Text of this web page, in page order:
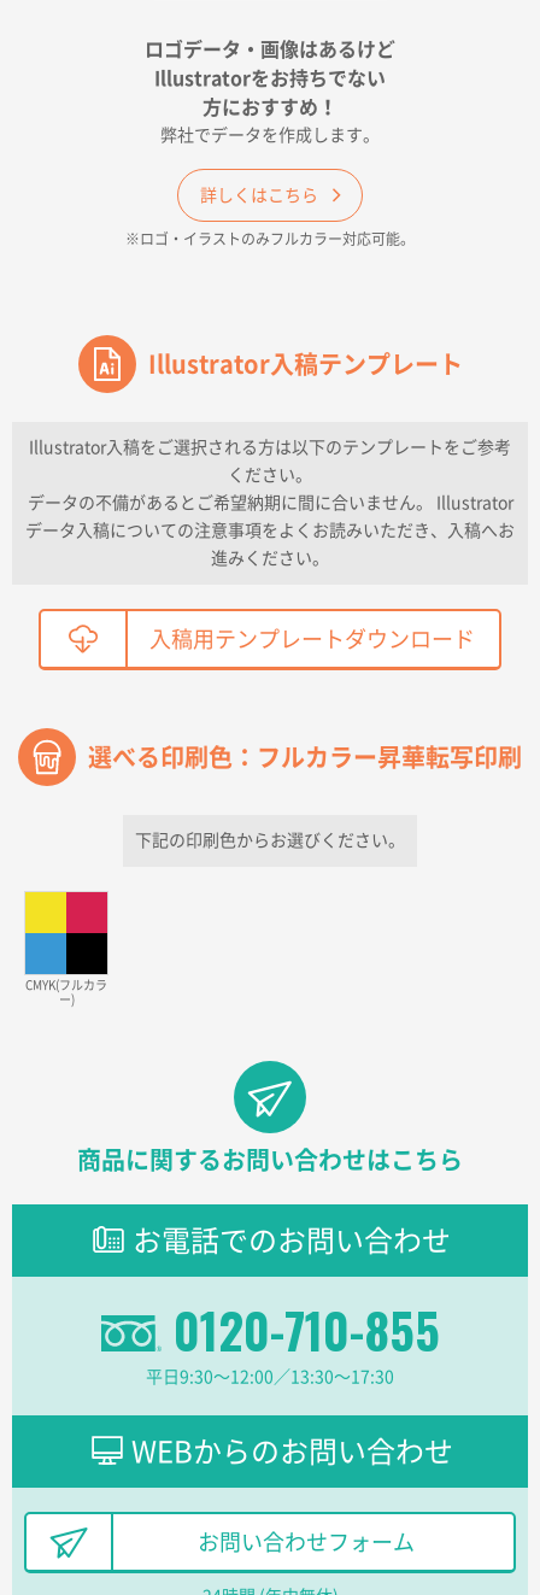
ポリ袋 手穴A4サイズ
5000枚
2026年04月17日 09:28
印刷色が豊富であったため
ECO OPPワンポイントポリ袋 A4サイズ（透明）
2026年04月16日 14:31
東京都のお客様
ワンポイントポリ袋 A4サイズ1000枚
2026年04月16日 11:41
ワンポイントポリ袋 A4サイズ300枚
2026年04月01日 16:32
こちらの需要にあったので
鳥取県T社様
【オーダー商品】特別ご注文ページ04
2150枚
青森県D社様
ECOワンポイントポリ袋 A4サイズ（白）
他のサイトにない商品があったから。
埼玉県のお客様
安そうだった
東京都のお客様
2026年03月17日 19:11
実績が多そうでお安いようだったので
徳島県S社様
ワンポイントポリ袋 A4サイズ 1000枚
ロゴデータ・画像はあるけど
Illustratorをお持ちでない
方におすすめ！
弊社でデータを作成します。
詳しくはこちら
※ロゴ・イラストのみフルカラー対応可能。
Illustrator入稿テンプレート
Illustrator入稿をご選択される方は以下のテンプレートをご参考
ください。
データの不備があるとご希望納期に間に合いません。 Illustrator
データ入稿についての注意事項をよくお読みいただき、入稿へお
進みください。
入稿用テンプレートダウンロード
選べる印刷色：フルカラー昇華転写印刷
下記の印刷色からお選びください。
CMYK(フルカラ
ー)
商品に関するお問い合わせはこちら
お電話でのお問い合わせ
0120-710-855
平日9:30〜12:00／13:30〜17:30
WEBからのお問い合わせ
お問い合わせフォーム